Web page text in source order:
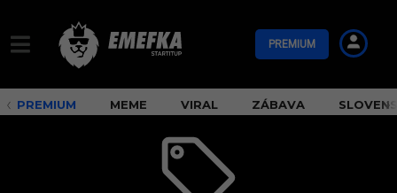
PREMIUM
PREMIUM MEME VIRAL ZÁBAVA